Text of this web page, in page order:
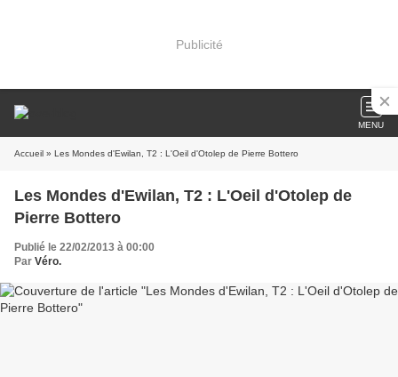
Publicité
MENU
Accueil » Les Mondes d'Ewilan, T2 : L'Oeil d'Otolep de Pierre Bottero
Les Mondes d'Ewilan, T2 : L'Oeil d'Otolep de
Pierre Bottero
Publié le 22/02/2013 à 00:00
Par Véro.